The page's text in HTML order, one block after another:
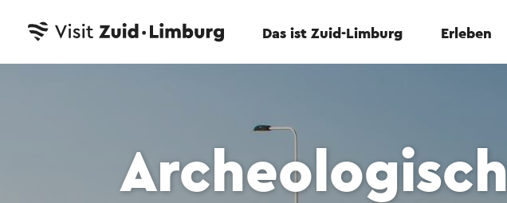
Das ist Zuid-Limburg Erleben
Archeologisch